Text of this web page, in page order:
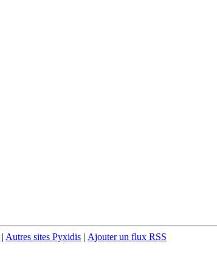
| Autres sites Pyxidis | Ajouter un flux RSS